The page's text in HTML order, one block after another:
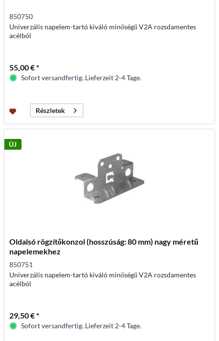
850750
Univerzális napelem-tartó kiváló minőségű V2A rozsdamentes
acélból
55,00 € *
Sofort versandfertig. Lieferzeit 2-4 Tage.
Részletek
ÚJ
Oldalsó rögzítőkonzol (hosszúság: 80 mm) nagy méretű
napelemekhez
850751
Univerzális napelem-tartó kiváló minőségű V2A rozsdamentes
acélból
29,50 € *
Sofort versandfertig. Lieferzeit 2-4 Tage.